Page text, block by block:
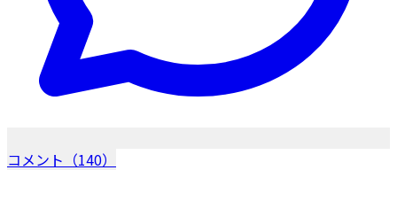
コメント（140）